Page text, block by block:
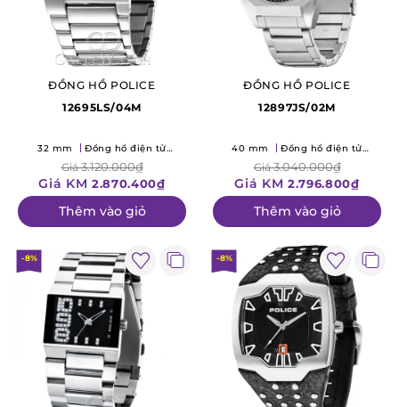
ĐỒNG HỒ POLICE
12695LS/04M
32 mm
Đồng hồ điện tử
Giá3.120.000₫
Giá KM 2.870.400₫
Thêm vào giỏ
ĐỒNG HỒ POLICE
12897JS/02M
40 mm
Đồng hồ điện tử
Giá3.040.000₫
Giá KM 2.796.800₫
Thêm vào giỏ
-8% -8%